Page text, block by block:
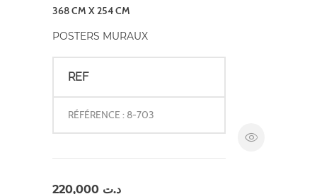
368 CM X 254 CM
POSTERS MURAUX
REF
RÉFÉRENCE : 8-703
د.ت